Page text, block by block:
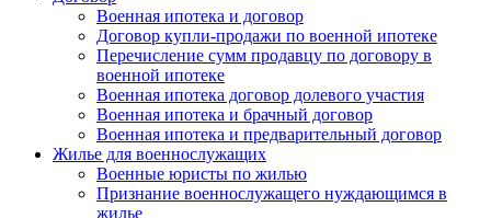
Военная ипотека и договор
Договор купли-продажи по военной ипотеке
Перечисление сумм продавцу по договору в
военной ипотеке
Военная ипотека договор долевого участия
Военная ипотека и брачный договор
Военная ипотека и предварительный договор
Жилье для военнослужащих
Военные юристы по жилью
Признание военнослужащего нуждающимся в
жилье